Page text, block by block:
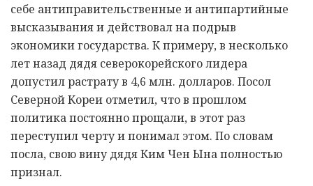
себе антиправительственные и антипартийные
высказывания и действовал на подрыв
экономики государства. К примеру, в несколько
лет назад дядя северокорейского лидера
допустил растрату в 4,6 млн. долларов. Посол
Северной Кореи отметил, что в прошлом
политика постоянно прощали, в этот раз
переступил черту и понимал этом. По словам
посла, свою вину дядя Ким Чен Ына полностью
признал.